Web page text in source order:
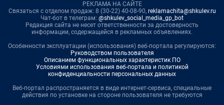
РЕКЛАМА НА САЙТЕ
Связаться с отделом продаж: 8 (30-22) 40-08-90, reklamachita@shkulev.ru
Чат-бот в телеграм: @shkulev_social_media_gp_bot
Редакция сайта не несет ответственности за достоверность
информации, содержащейся в рекламных объявлениях.
Особенности эксплуатации (использования) веб-портала регулируются:
Руководством пользователя
Описанием функциональных характеристик ПО
Условиями использования веб-портала и политикой
конфиденциальности персональных данных
Веб-портал распространяется в виде интернет-сервиса, специальные
действия по установке на стороне пользователя не требуются